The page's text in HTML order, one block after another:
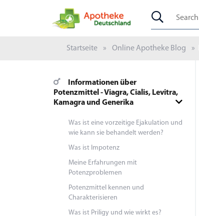
Startseite Online Apotheke Blog
Informationen über
Potenzmittel - Viagra, Cialis, Levitra,
Kamagra und Generika
Was ist eine vorzeitige Ejakulation und
wie kann sie behandelt werden?
Was ist Impotenz
Meine Erfahrungen mit
Potenzproblemen
Potenzmittel kennen und
Charakterisieren
Was ist Priligy und wie wirkt es?